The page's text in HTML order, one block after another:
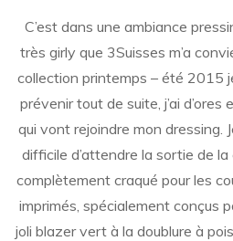
C’est dans une ambiance
très girly que 3Suisses m’a
collection printemps – été 2015
prévenir tout de suite, j’ai
qui vont rejoindre mon dressing.
difficile d’attendre la sortie de la
complètement craqué pour les
imprimés, spécialement conçus
joli blazer vert à la doublure à